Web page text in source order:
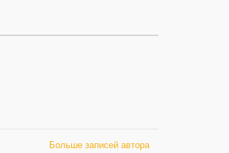
Больше записей автора